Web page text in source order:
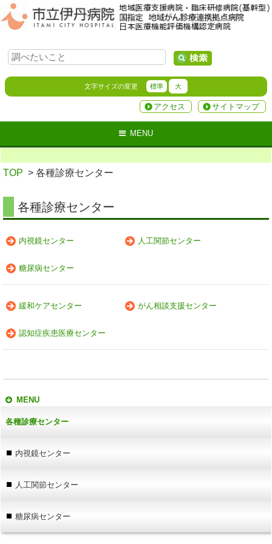
文字サイズの変更 標準 大
サイトマップ
アクセス
MENU
TOP > 各種診療センター
各種診療センター
内視鏡センター 人工関節センター
糖尿病センター
緩和ケアセンター がん相談支援センター
認知症疾患医療センター
MENU
各種診療センター
内視鏡センター
人工関節センター
糖尿病センター